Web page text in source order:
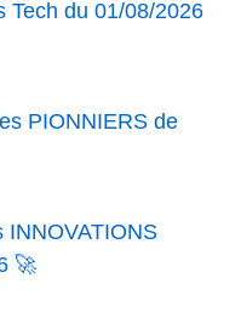
Tech du 01/08/2026
PIONNIERS de
INNOVATIONS
🚀